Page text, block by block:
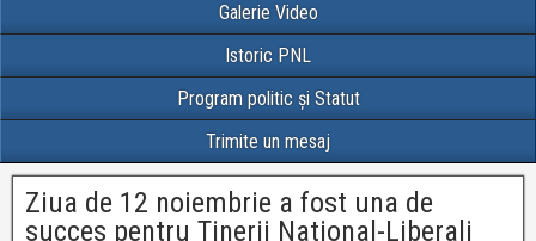
Galerie Video
Istoric PNL
Program politic și Statut
Trimite un mesaj
Ziua de 12 noiembrie a fost una de
succes pentru Tinerii National-Liberali